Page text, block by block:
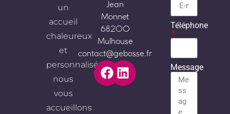
un
accueil
chaleureux
et
personnalisé,
nous
vous
accueillons
Jean
Monnet
68200
Mulhouse
contact@gebosse.fr
Téléphone
Message